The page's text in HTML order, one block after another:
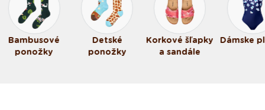
Bambusové
ponožky
Detské
ponožky
Korkové šľapky
a sandále
Dámske